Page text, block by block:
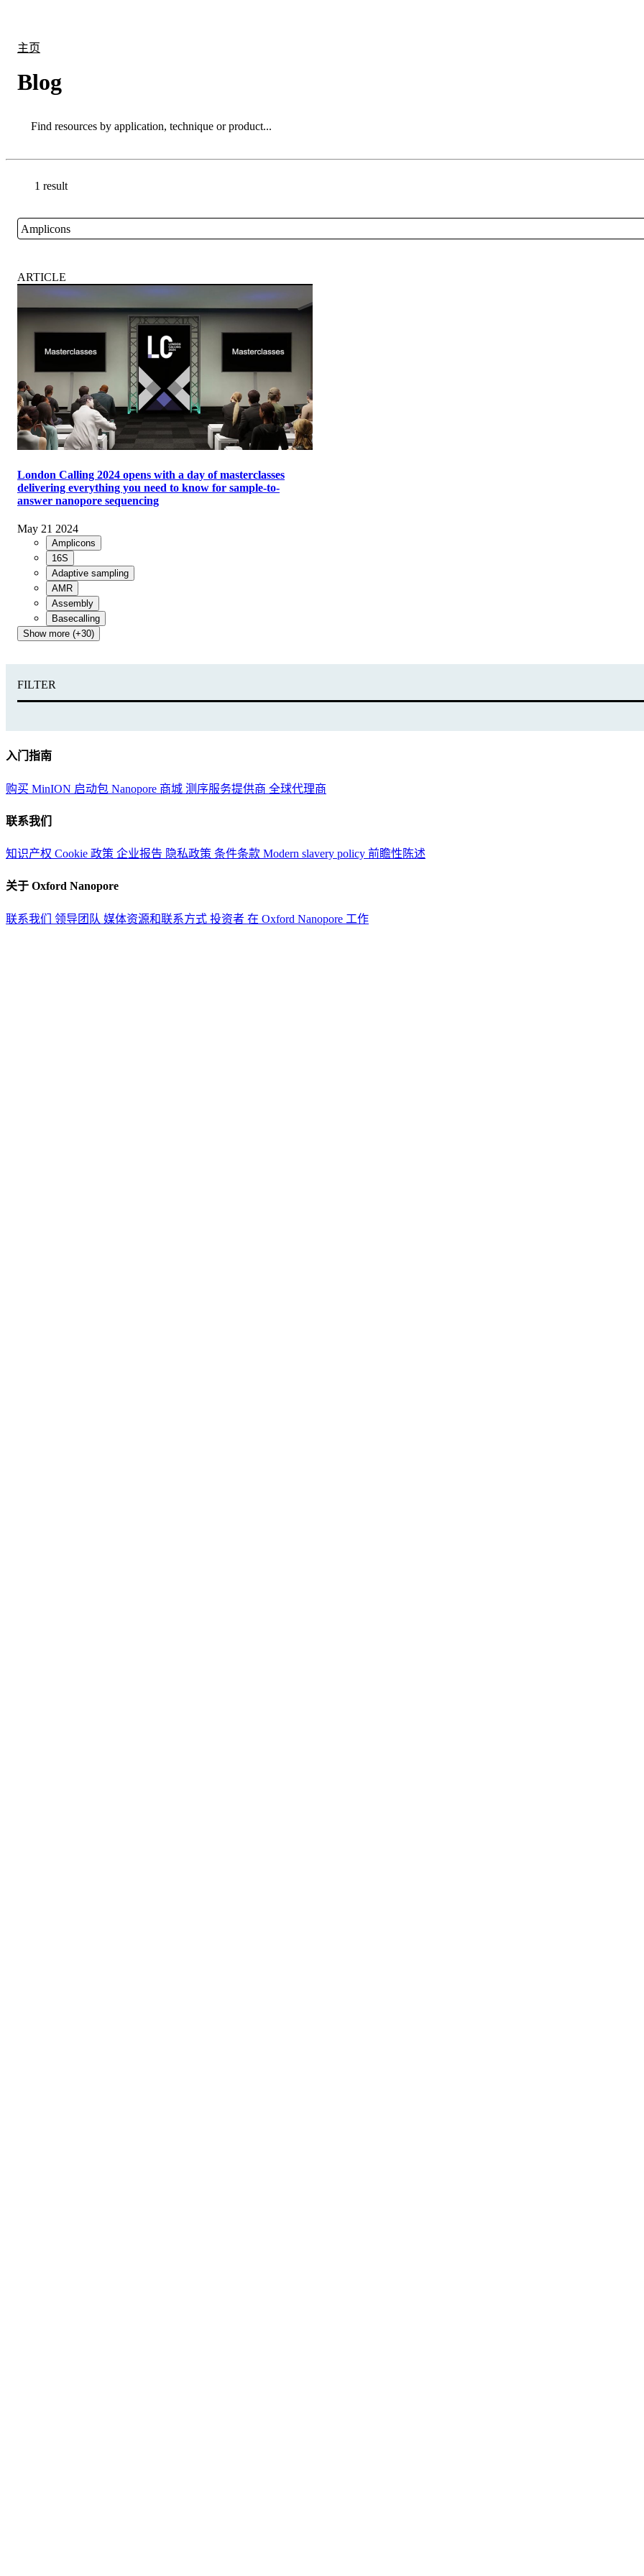
主页
Blog
Search
Go back to the Resource Centre homepage
1 result
Amplicons
ARTICLE
London Calling 2024 opens with a day of masterclasses
delivering everything you need to know for sample-to-
answer nanopore sequencing
May 21 2024
Amplicons
16S
Adaptive sampling
AMR
Assembly
Basecalling
Show more (+30)
FILTER
入门指南
购买 MinION 启动包 Nanopore 商城 测序服务提供商 全球代理商
联系我们
知识产权 Cookie 政策 企业报告 隐私政策 条件条款 Modern slavery policy 前瞻性陈述
关于 Oxford Nanopore
联系我们 领导团队 媒体资源和联系方式 投资者 在 Oxford Nanopore 工作